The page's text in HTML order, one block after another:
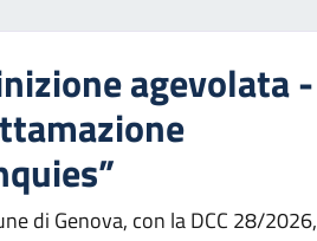
agevolata -
di Genova, con la DCC 28/2026,